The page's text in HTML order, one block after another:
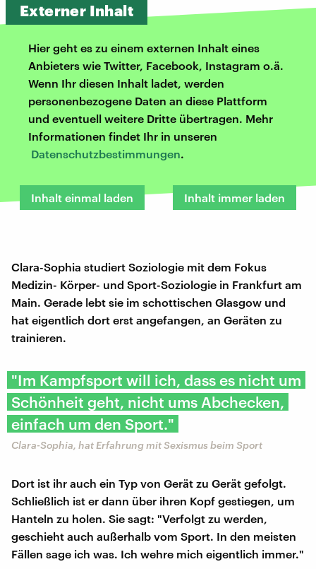
Externer Inhalt
Hier geht es zu einem externen Inhalt eines
Anbieters wie Twitter, Facebook, Instagram o.ä.
Wenn Ihr diesen Inhalt ladet, werden
personenbezogene Daten an diese Plattform
und eventuell weitere Dritte übertragen. Mehr
Informationen findet Ihr in unseren
Datenschutzbestimmungen.
Inhalt einmal laden Inhalt immer laden
Clara-Sophia studiert Soziologie mit dem Fokus
Medizin- Körper- und Sport-Soziologie in Frankfurt am
Main. Gerade lebt sie im schottischen Glasgow und
hat eigentlich dort erst angefangen, an Geräten zu
trainieren.
"Im Kampfsport will ich, dass es nicht um
Schönheit geht, nicht ums Abchecken,
einfach um den Sport."
Clara-Sophia, hat Erfahrung mit Sexismus beim Sport
Dort ist ihr auch ein Typ von Gerät zu Gerät gefolgt.
Schließlich ist er dann über ihren Kopf gestiegen, um
Hanteln zu holen. Sie sagt: "Verfolgt zu werden,
geschieht auch außerhalb vom Sport. In den meisten
Fällen sage ich was. Ich wehre mich eigentlich immer."